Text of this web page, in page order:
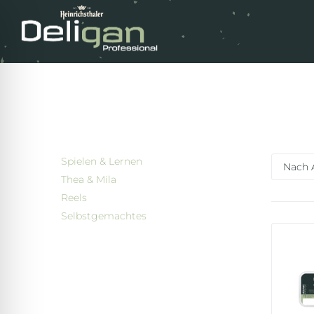
Spielen & Lernen
Thea & Mila
Reels
Selbstgemachtes